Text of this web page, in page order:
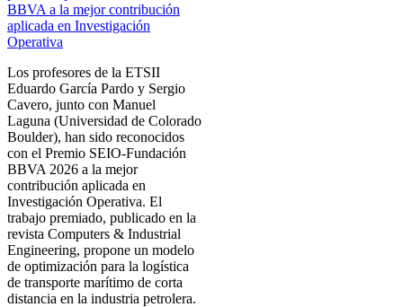
Los profesores de la ETSII
Eduardo García Pardo y Sergio
Cavero, junto con Manuel
Laguna (Universidad de Colorado
Boulder), han sido reconocidos
con el Premio SEIO-Fundación
BBVA 2026 a la mejor
contribución aplicada en
Investigación Operativa. El
trabajo premiado, publicado en la
revista Computers & Industrial
Engineering, propone un modelo
de optimización para la logística
de transporte marítimo de corta
distancia en la industria petrolera.